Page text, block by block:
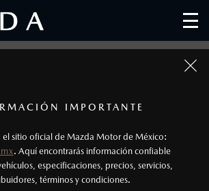
IMPORTANTE
el sitio oficial de Mazda Motor de México:
. Aquí encontrarás información confiable
especificaciones, precios, servicios,
términos y condiciones.
ofrecerte.
Realiza una búsqueda
y especificaciones indicados en esta
en moneda de los Estados Unidos
incluyen: I.V.A., e I.S.A.N., y
cambiar sin previo aviso, no incluyen:
del sitio son meramente ilustrativas.